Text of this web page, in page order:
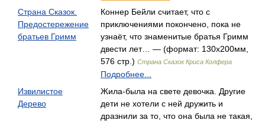
Страна Сказок.
Предостережение
братьев Гримм
Коннер Бейли считает, что с
приключениями покончено, пока не
узнаёт, что знаменитые братья Гримм
двести лет… — (формат: 130x200мм,
576 стр.) Страна Сказок Криса Колфера
Подробнее...
Извилистое
Дерево
Жила-была на свете девочка. Другие
дети не хотели с ней дружить и
дразнили за то, что она была не такая,